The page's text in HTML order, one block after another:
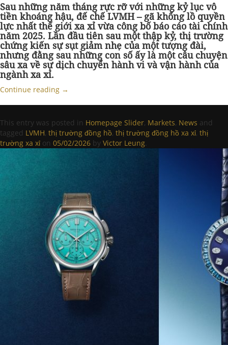
Sau những năm tháng rực rỡ với những kỷ lục vô
tiền khoáng hậu, đế chế LVMH – gã khổng lồ quyền
lực nhất thế giới xa xỉ vừa công bố báo cáo tài chính
năm 2025. Lần đầu tiên sau một thập kỷ, thị trường
chứng kiến sự sụt giảm nhẹ của một tượng đài,
nhưng đằng sau những con số ấy là một câu chuyện
sâu xa về sự dịch chuyển hành vi và vận hành của
ngành xa xỉ.
Continue reading →
This entry was posted in Homepage Slider, Markets, News and
tagged LVMH, thị trường đồng hồ, thị trường đồng hồ xa xỉ, thị
trường xa xỉ on 05/02/2026 by Victor Leung.